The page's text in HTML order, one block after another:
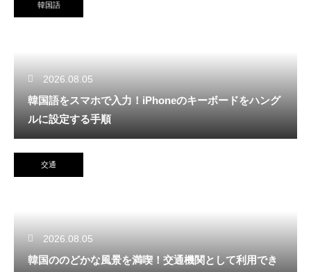
韓国語
2026.08.05
韓国語をスマホで入力！iPhoneのキーボードをハング
ルに設定する手順
交通
2026.08.05
韓国ののどかな風景を満喫！交通機関として利用でき